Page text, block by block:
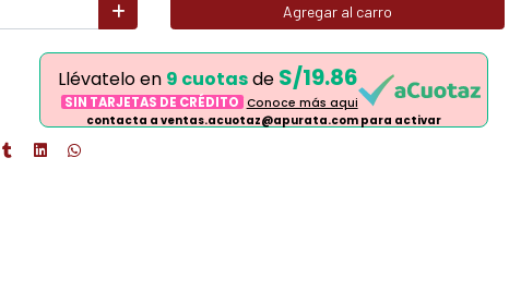
Agregar al carro
Llévatelo en 9 cuotasde S/19.86
SIN TARJETAS DE CRÉDITO Conoce más aqui
contacta a ventas.acuotaz@apurata.com para activar